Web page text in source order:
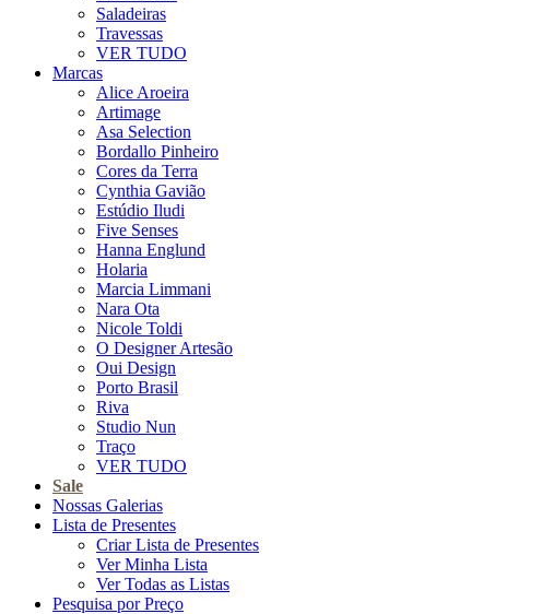
Saladeiras
Travessas
VER TUDO
Marcas
Alice Aroeira
Artimage
Asa Selection
Bordallo Pinheiro
Cores da Terra
Cynthia Gavião
Estúdio Iludi
Five Senses
Hanna Englund
Holaria
Marcia Limmani
Nara Ota
Nicole Toldi
O Designer Artesão
Oui Design
Porto Brasil
Riva
Studio Nun
Traço
VER TUDO
Sale
Nossas Galerias
Lista de Presentes
Criar Lista de Presentes
Ver Minha Lista
Ver Todas as Listas
Pesquisa por Preço